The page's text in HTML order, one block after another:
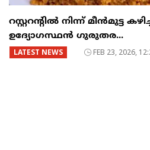
റസ്റ്ററന്റില്‍ നിന്ന് മീന്‍മുട്ട
ഉദ്യോഗസ്ഥന്‍ ഗുരുതര...
LATEST NEWS FEB 23, 2026,